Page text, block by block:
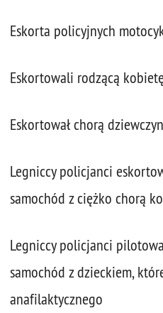
Eskorta policyjnych
Eskortowali rodzącą
Eskortował chorą
Legniccy policjanci
samochód z ciężko chorą
Legniccy policjanci
samochód z dzieckiem,
anafilaktycznego